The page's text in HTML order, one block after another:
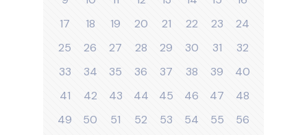
17
18 19 20 21 22 23
24
25
26 27 28 29 30 31
32
33
34 35 36 37 38 39
40
41
42 43 44 45 46 47
48
49
50 51 52 53 54 55
56